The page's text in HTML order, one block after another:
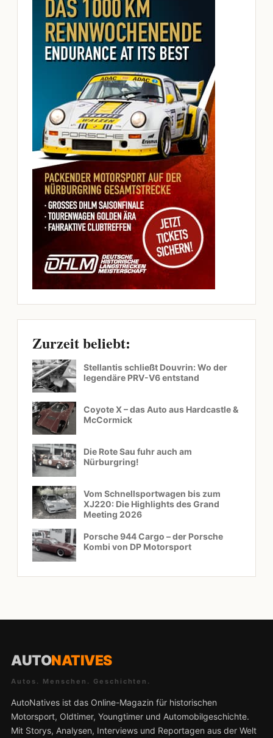
Zurzeit beliebt:
Stellantis schließt Douvrin: Wo der
legendäre PRV-V6 entstand
Coyote X – das Auto aus Hardcastle &
McCormick
Die Rote Sau fuhr auch am
Nürburgring!
Vom Schnellsportwagen bis zum
XJ220: Die Highlights des Grand
Meeting 2026
Porsche 944 Cargo – der Porsche
Kombi von DP Motorsport
AUTONATIVES
Autos. Menschen. Geschichten.
AutoNatives ist das Online-Magazin für historischen
Motorsport, Oldtimer, Youngtimer und Automobilgeschichte.
Mit Storys, Analysen, Interviews und Reportagen aus der Welt